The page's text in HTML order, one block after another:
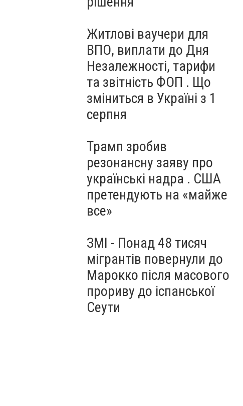
Житлові ваучери для
ВПО, виплати до Дня
Незалежності, тарифи
та звітність ФОП . Що
зміниться в Україні з 1
серпня
Трамп зробив
резонансну заяву про
українські надра . США
претендують на «майже
все»
ЗМІ - Понад 48 тисяч
мігрантів повернули до
Марокко після масового
прориву до іспанської
Сеути